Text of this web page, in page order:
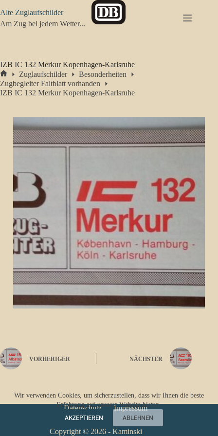
Inhalt
springen
Wir verwenden Cookies, um sicherzustellen, dass wir Ihnen die beste
Erfahrung auf unserer Website bieten.
AKZEPTIEREN
ABLEHNEN
Alte Zuglaufschilder
Am Zug bei jedem Wetter...
IZB IC 132 Merkur Kopenhagen-Karlsruhe
Start
Zuglaufschilder
Besonderheiten
Zugbegleiter Faltblatt vorhanden
IZB IC 132 Merkur Kopenhagen-Karlsruhe
VORHERIGER NÄCHSTER
Datenschutz Impressum
Copyright © 2026 - Kaminski